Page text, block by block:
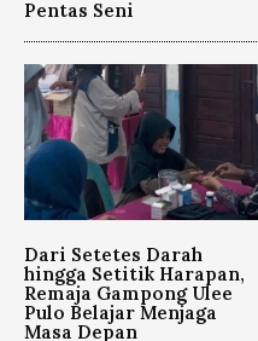
Pentas Seni
Dari Setetes Darah
hingga Setitik Harapan,
Remaja Gampong Ulee
Pulo Belajar Menjaga
Masa Depan